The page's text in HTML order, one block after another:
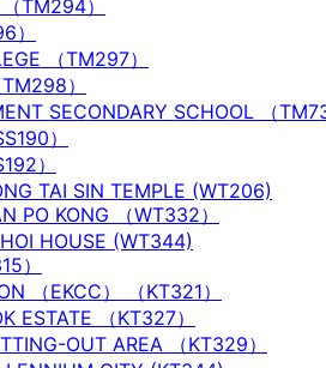
TM294）
）
（TM297）
）
SECONDARY SCHOOL （
）
）
TAI SIN TEMPLE (WT206)
PO KONG （WT332）
HOUSE (WT344)
）
（EKCC） （KT321）
ESTATE （KT327）
OUT AREA （KT329）